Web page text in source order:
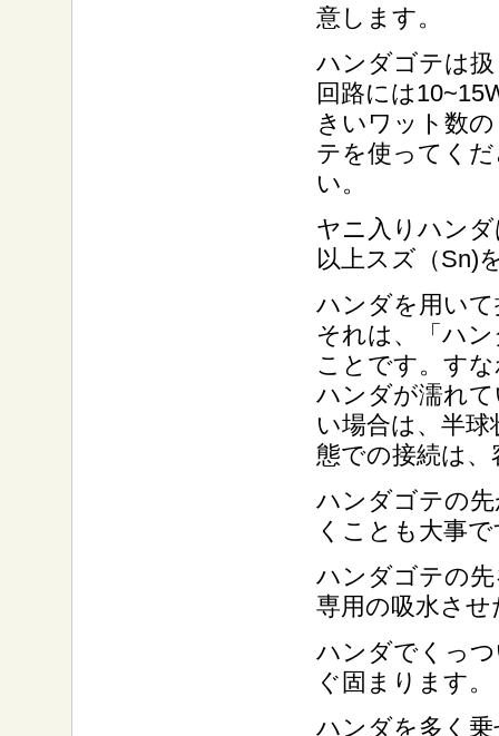
意します。
ハンダゴテは
回路には
きいワット数
テを使ってく
い。
ヤニ入りハン
以上スズ（Sn)
ハンダを用い
それは、「ハ
ことです。す
ハンダが濡れ
い場合は、半
態での接続は
ハンダゴテの
くことも大事
ハンダゴテの
専用の吸水さ
ハンダでくっ
ぐ固まります。
ハンダを多く